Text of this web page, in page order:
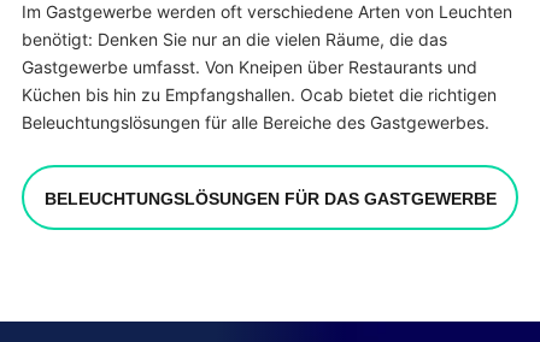
Im Gastgewerbe werden oft verschiedene Arten von Leuchten
benötigt: Denken Sie nur an die vielen Räume, die das
Gastgewerbe umfasst. Von Kneipen über Restaurants und
Küchen bis hin zu Empfangshallen. Ocab bietet die richtigen
Beleuchtungslösungen für alle Bereiche des Gastgewerbes.
BELEUCHTUNGSLÖSUNGEN FÜR DAS GASTGEWERBE